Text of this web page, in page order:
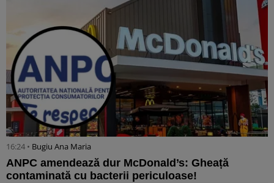
16:24 • Bugiu ⁠Ana Maria
ANPC amendează dur McDonald’s: Gheață
contaminată cu bacterii periculoase!